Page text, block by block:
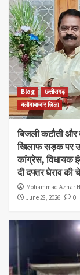
Blog
छत्तीसगढ़
बलौदाबाजार ज़िला
बिजली कटौती और
खिलाफ सड़क पर
कांग्रेस, विधायक
दी दफ्तर घेराव की
Mohammad Azhar
June 28, 2026
0